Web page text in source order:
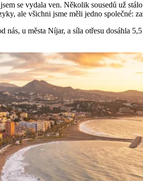
se vydala ven. Několik sousedů už
ale všichni jsme měli jedno společné:
u města Níjar, a síla otřesu dosáhla